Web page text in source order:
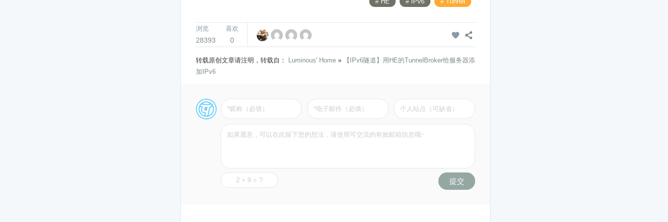


浏览
28393
喜欢
0
转载原创文章请注明，转载自： Luminous' Home»
【IPv6隧道】用HE的TunnelBroker给服务器添
加IPv6
提交